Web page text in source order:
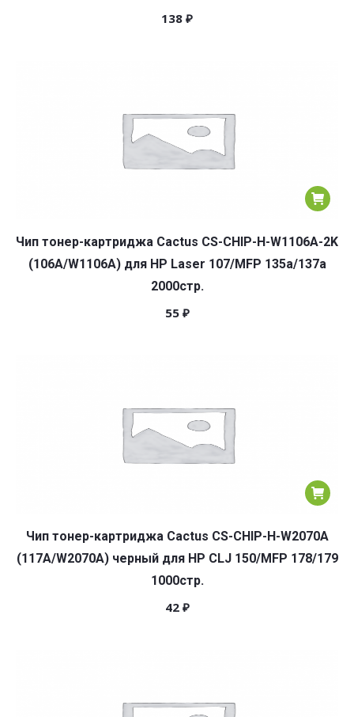
138 ₽
Чип тонер-картриджа Cactus CS-CHIP-H-W1106A-2K
(106A/W1106A) для HP Laser 107/MFP 135a/137a
2000стр.
55 ₽
Чип тонер-картриджа Cactus CS-CHIP-H-W2070A
(117A/W2070A) черный для HP CLJ 150/MFP 178/179
1000стр.
42 ₽